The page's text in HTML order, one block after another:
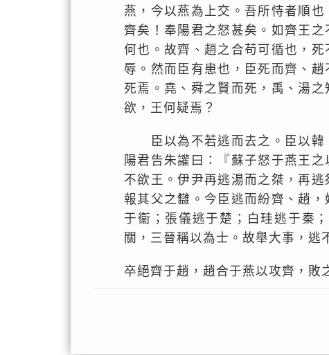
燕，今以燕為上交。吾所恃者順
齊矣！奉陽君之怒甚矣。如齊王
何也。故齊、趙之合苟可循也，
辱。然而臣有患也，臣死而齊、
死焉。堯、舜之賢而死，禹、湯
欲，王何疑焉？
臣以為不若逃而去之。臣以韓
陽君告朱讙曰：『蘇子怒于燕王
不欲王。伊尹再逃湯而之桀，再
報其父之讎。今臣逃而紛齊、趙
于衞；張儀逃于楚；白珪逃于秦
關，三晉稱以為士。故舉大事，逃
卒絕齊于趙，趙合于燕以攻齊，敗